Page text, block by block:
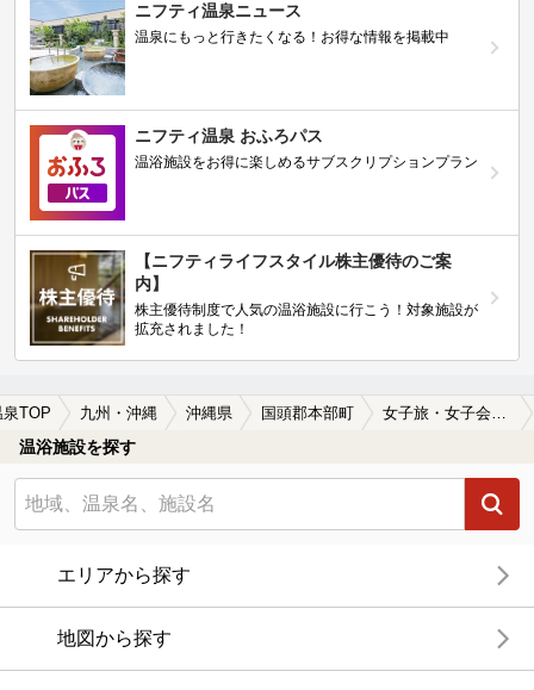
ニフティ温泉ニュース
温泉にもっと行きたくなる！お得な情報を掲載中
ニフティ温泉 おふろパス
温浴施設をお得に楽しめるサブスクリプションプラン
【ニフティライフスタイル株主優待のご案
内】
株主優待制度で人気の温浴施設に行こう！対象施設が
拡充されました！
泉TOP 九州・沖縄 沖縄県 国頭郡本部町 女子旅・女子会におすすめの国頭郡本部町の温泉、日帰り温泉、スーパー銭湯おすすめ
温浴施設を探す
エリアから探す
地図から探す